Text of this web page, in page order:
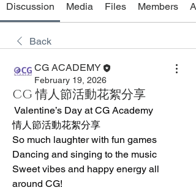
Discussion Media Files Members
Back
CG ACADEMY
February 19, 2026
CG 情人節活動花絮分享
Valentine’s Day at CG Academy
情人節活動花絮分享
So much laughter with fun games
Dancing and singing to the music
Sweet vibes and happy energy all
around CG!